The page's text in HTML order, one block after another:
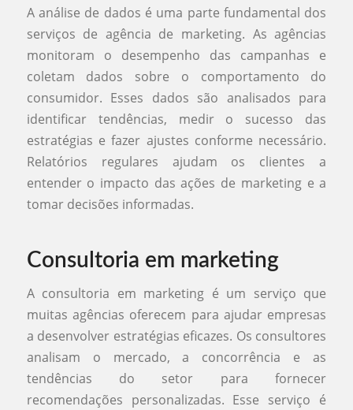
A análise de dados é uma parte fundamental dos
serviços de agência de marketing. As agências
monitoram o desempenho das campanhas e
coletam dados sobre o comportamento do
consumidor. Esses dados são analisados para
identificar tendências, medir o sucesso das
estratégias e fazer ajustes conforme necessário.
Relatórios regulares ajudam os clientes a
entender o impacto das ações de marketing e a
tomar decisões informadas.
Consultoria em marketing
A consultoria em marketing é um serviço que
muitas agências oferecem para ajudar empresas
a desenvolver estratégias eficazes. Os consultores
analisam o mercado, a concorrência e as
tendências do setor para fornecer
recomendações personalizadas. Esse serviço é